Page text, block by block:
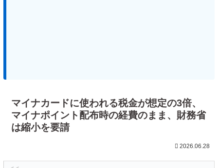
マイナカードに使われる税金が想定の3倍、
マイナポイント配布時の経費のまま、財務省
は縮小を要請
2026.06.28